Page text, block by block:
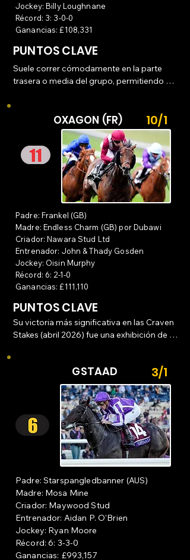
la carrera (tracking the pace) para luego
cambiar de velocidad en el último furlong
y despegarse de sus rivales.
Jockey: Billy Loughnane
Récord: 3: 3-0-0
Ganancias: £108,331
PUNTOS CLAVE
Suele correr cómodamente en la parte
trasera o media del grupo, permitiendo
Aceleración ("Turn of Foot"): Su mayor
fortaleza es su cambio de ritmo. En su
debut en Newbury, fue el caballo más
rápido en 5 de los 8 furlongs, alcanzando
una velocidad máxima de 41.29 mph.
Tenacidad: Aunque prefiere venir desde
atrás, ha demostrado que puede pelear y
"volver a arrancar" cuando es desafiado,
como se vio en su victoria en Haydock.
Temperamento: Se le describe como un
caballo "directo" (straightforward) y con
una gran actitud competitiva, lo que
facilita su manejo durante las carreras.
OXAGON (FR) 10/1
Padre: Frankel (GB)
Madre: Endless Charm (GB) por Dubawi
Criador: Nawara Stud Ltd
Entrenador: John & Thady Gosden
Jockey: Oisin Murphy
Récord: 6: 2-1-0
Ganancias: £111,110
PUNTOS CLAVE
Su victoria más significativa en las Craven
Stakes (abril 2026) fue una exhibición de
ritmo desde el salto y supo acelerar en el
último furlong para despegarse de sus
perseguidores.
Capacidad de aceleración: Ha
demostrado una notable "punta de
velocidad" tras mantener un paso
constante, lo que le permite "deslizarse"
fase decisiva.
Uso de accesorios:
Recientemente ha corrido con carrilleras
(cheekpieces) por primera vez, lo que
parece haber mejorado su enfoque y
GSTAAD 3/1
Padre: Starspangledbanner (AUS)
Madre: Mosa Mine
Criador: Maywood Stud
Entrenador: Aidan P. O'Brien
Jockey: Ryan Moore
Récord: 6: 3-3-0
Ganancias: £993,157